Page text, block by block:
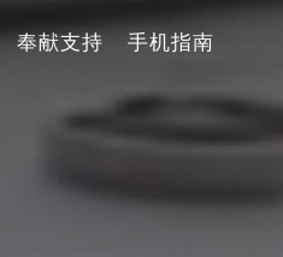
奉献支持 手机指南